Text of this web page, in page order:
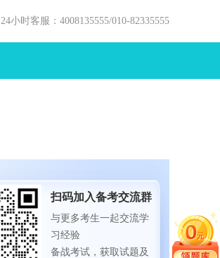
24小时客服：4008135555/010-82335555
扫码加入备考交流群
与更多考生一起交流学
习经验
备战考试，获取试题及